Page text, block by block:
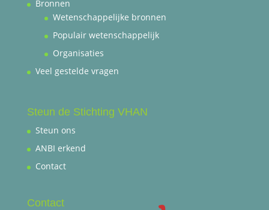
Bronnen
Wetenschappelijke bronnen
Populair wetenschappelijk
Organisaties
Veel gestelde vragen
Steun de Stichting VHAN
Steun ons
ANBI erkend
Contact
Contact